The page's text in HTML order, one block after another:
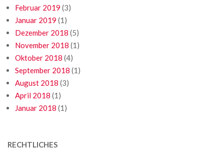
Februar 2019 (3)
Januar 2019 (1)
Dezember 2018 (5)
November 2018 (1)
Oktober 2018 (4)
September 2018 (1)
August 2018 (3)
April 2018 (1)
Januar 2018 (1)
RECHTLICHES